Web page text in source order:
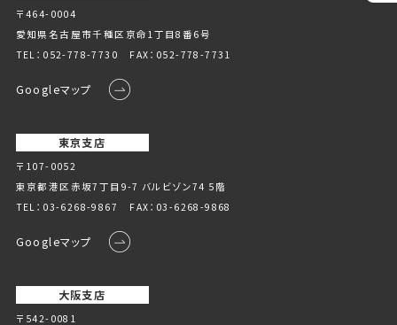
〒464-0004
愛知県名古屋市千種区京命1丁⽬8番6号
TEL： 052-778-7730 FAX：052-778-7731
Googleマップ
東京支店
〒107-0052
東京都港区赤坂7丁目9-7 バルビゾン74 5階
TEL： 03-6268-9867 FAX：03-6268-9868
Googleマップ
大阪支店
〒542-0081